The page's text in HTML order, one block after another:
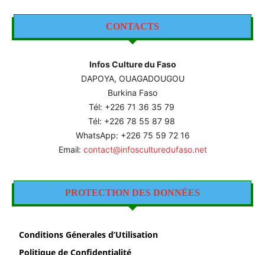
CONTACTS
Infos Culture du Faso
DAPOYA, OUAGADOUGOU
Burkina Faso
Tél: +226 71 36 35 79
Tél: +226 78 55 87 98
WhatsApp: +226 75 59 72 16
Email: contact@infosculturedufaso.net
PROTECTION DES DONNÉES
Conditions Génerales d’Utilisation
Politique de Confidentialité